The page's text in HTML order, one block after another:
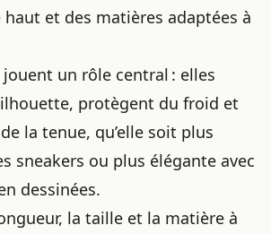
et des matières adaptées à
jouent un rôle central : elles
protègent du froid et
la tenue, qu’elle soit plus
sneakers ou plus élégante avec
dessinées.
la taille et la matière à